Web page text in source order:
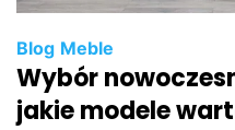
Blog Meble
Wybór
jakie modele